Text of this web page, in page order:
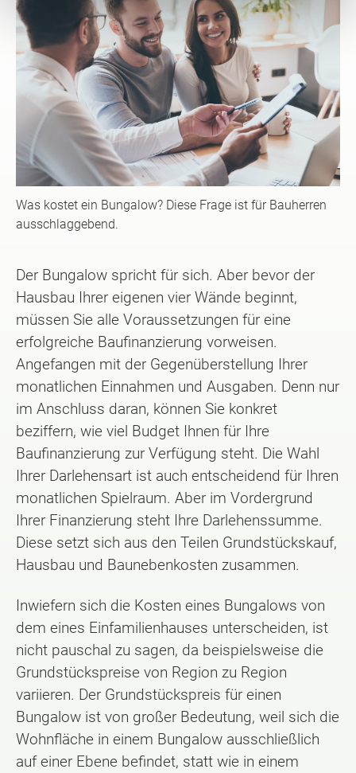
Was kostet ein Bungalow? Diese Frage ist für Bauherren
ausschlaggebend.
Der Bungalow spricht für sich. Aber bevor der
Hausbau Ihrer eigenen vier Wände beginnt,
müssen Sie alle Voraussetzungen für eine
erfolgreiche Baufinanzierung vorweisen.
Angefangen mit der Gegenüberstellung Ihrer
monatlichen Einnahmen und Ausgaben. Denn nur
im Anschluss daran, können Sie konkret
beziffern, wie viel Budget Ihnen für Ihre
Baufinanzierung zur Verfügung steht. Die Wahl
Ihrer Darlehensart ist auch entscheidend für Ihren
monatlichen Spielraum. Aber im Vordergrund
Ihrer Finanzierung steht Ihre Darlehenssumme.
Diese setzt sich aus den Teilen Grundstückskauf,
Hausbau und Baunebenkosten zusammen.
Inwiefern sich die Kosten eines Bungalows von
dem eines Einfamilienhauses unterscheiden, ist
nicht pauschal zu sagen, da beispielsweise die
Grundstückspreise von Region zu Region
variieren. Der Grundstückspreis für einen
Bungalow ist von großer Bedeutung, weil sich die
Wohnfläche in einem Bungalow ausschließlich
auf einer Ebene befindet, statt wie in einem